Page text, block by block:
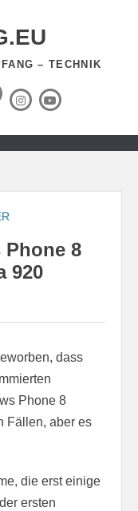
– TECHNIK
InstagramYouTube
8
920
dass
Phone 8
Fällen, aber es
die erst einige
ersten